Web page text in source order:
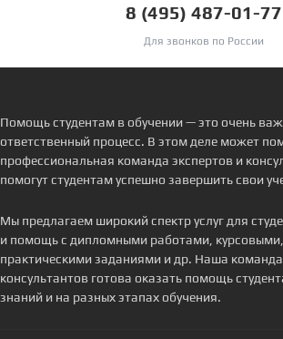
8 (495) 487-01-77
Для звонков по России
Помощь студентам в обучении — это очень
ответственный процесс. В этом деле может
профессиональная команда экспертов и
помогут студентам успешно завершить свои
Мы предлагаем широкий спектр услуг для
и помощь с дипломными работами, курсовыми,
практическими заданиями и др. Наша
консультантов готова оказать помощь
знаний и на разных этапах обучения.